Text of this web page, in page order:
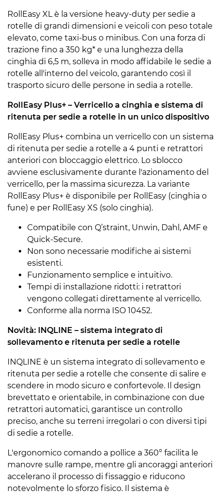
RollEasy XL è la versione heavy-duty per sedie a
rotelle di grandi dimensioni e veicoli con peso totale
elevato, come taxi-bus o minibus. Con una forza di
trazione fino a 350 kg* e una lunghezza della
cinghia di 6,5 m, solleva in modo affidabile le sedie a
rotelle all'interno del veicolo, garantendo così il
trasporto sicuro delle persone in sedia a rotelle.
RollEasy Plus+ – Verricello a cinghia e sistema di
ritenuta per sedie a rotelle in un unico dispositivo
RollEasy Plus+ combina un verricello con un sistema
di ritenuta per sedie a rotelle a 4 punti e retrattori
anteriori con bloccaggio elettrico. Lo sblocco
avviene esclusivamente durante l'azionamento del
verricello, per la massima sicurezza. La variante
RollEasy Plus+ è disponibile per RollEasy (cinghia o
fune) e per RollEasy XS (solo cinghia).
Compatibile con Q’straint, Unwin, Dahl, AMF e
Quick-Secure.
Non sono necessarie modifiche ai sistemi
esistenti.
Funzionamento semplice e intuitivo.
Tempi di installazione ridotti: i retrattori
vengono collegati direttamente al verricello.
Conforme alla norma ISO 10452.
Novità: INQLINE – sistema integrato di
sollevamento e ritenuta per sedie a rotelle
INQLINE è un sistema integrato di sollevamento e
ritenuta per sedie a rotelle che consente di salire e
scendere in modo sicuro e confortevole. Il design
brevettato e orientabile, in combinazione con due
retrattori automatici, garantisce un controllo
preciso, anche su terreni irregolari o con diversi tipi
di sedie a rotelle.
L'ergonomico comando a pollice a 360° facilita le
manovre sulle rampe, mentre gli ancoraggi anteriori
accelerano il processo di fissaggio e riducono
notevolmente lo sforzo fisico. Il sistema è